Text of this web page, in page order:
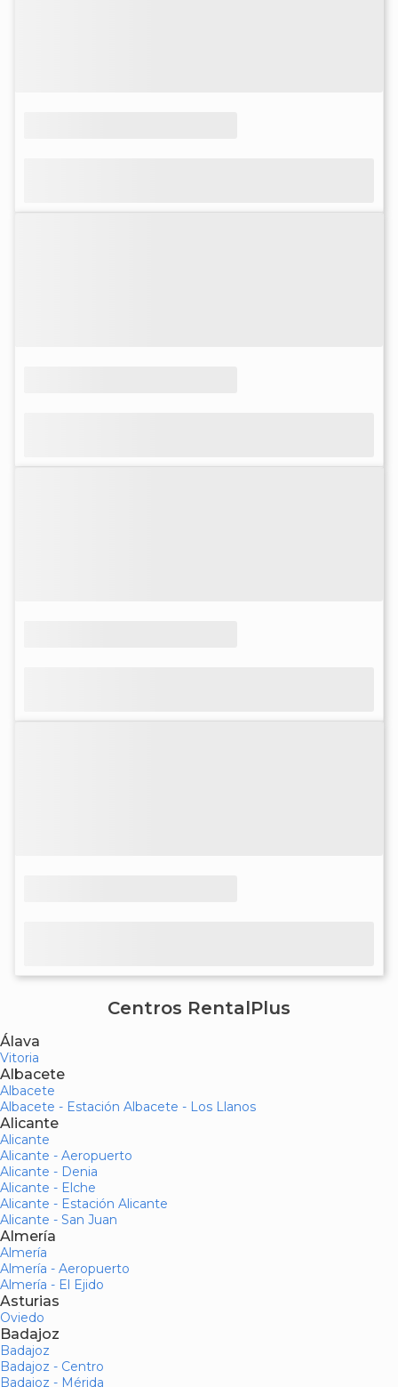
Centros RentalPlus
Álava
Vitoria
Albacete
Albacete
Albacete - Estación Albacete - Los Llanos
Alicante
Alicante
Alicante - Aeropuerto
Alicante - Denia
Alicante - Elche
Alicante - Estación Alicante
Alicante - San Juan
Almería
Almería
Almería - Aeropuerto
Almería - El Ejido
Asturias
Oviedo
Badajoz
Badajoz
Badajoz - Centro
Badajoz - Mérida